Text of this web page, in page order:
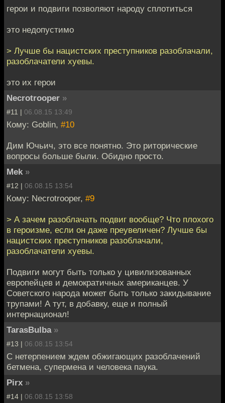
герои и подвиги позволяют народу сплотиться
это недопустимо
> Лучше бы нацистских преступников разоблачали,
разоблачатели хуевы.
это их герои
Necrotrooper »
#11 | 06.08.15 13:49
Кому: Goblin, #10
Дим Ючьич, это все понятно. Это риторические
вопросы больше были. Обидно просто.
Mek »
#12 | 06.08.15 13:54
Кому: Necrotrooper, #9
> А зачем разоблачать подвиг вообще? Что плохого
в героизме, если он даже преувеличен? Лучше бы
нацистских преступников разоблачали,
разоблачатели хуевы.
Подвиги могут быть только у цивилизованных
европейцев и демократичных американцев. У
Советского народа может быть только закидывание
трупами! А тут, в добавку, еще и полный
интернационал!
TarasBulba »
#13 | 06.08.15 13:54
С нетерпением ждем обжигающих разоблачений
бетмена, супермена и человека паука.
Pirx »
#14 | 06.08.15 13:58